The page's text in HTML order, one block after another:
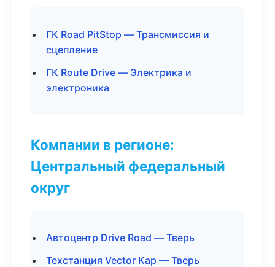
ГК Road PitStop — Трансмиссия и
сцепление
ГК Route Drive — Электрика и
электроника
Компании в регионе:
Центральный федеральный
округ
Автоцентр Drive Road — Тверь
Техстанция Vector Кар — Тверь